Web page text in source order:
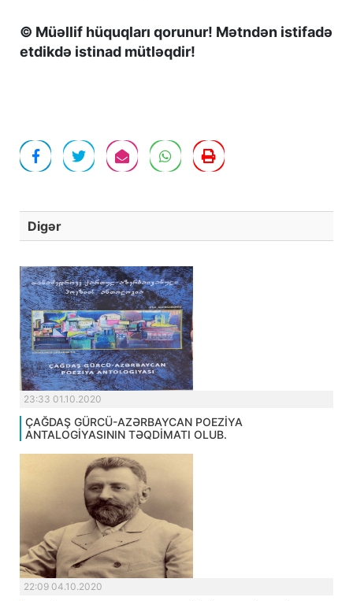
© Müəllif hüquqları qorunur! Mətndən istifadə
etdikdə istinad mütləqdir!
Digər
23:33 01.10.2020
ÇAĞDAŞ GÜRCÜ-AZƏRBAYCAN POEZİYA
ANTALOGİYASININ TƏQDİMATI OLUB.
22:09 04.10.2020